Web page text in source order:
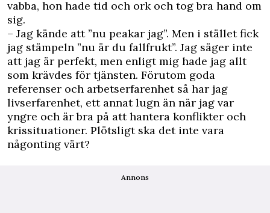
vabba, hon hade tid och ork och tog bra hand om
sig.
– Jag kände att ”nu peakar jag”. Men i ­stället fick
jag stämpeln ”nu är du fallfrukt”. Jag säger inte
att jag är perfekt, men enligt mig hade jag allt
som krävdes för tjänsten. Förutom goda
referenser och arbetserfarenhet så har jag
livserfarenhet, ett annat lugn än när jag var
yngre och är bra på att hantera konflikter och
krissituationer. Plötsligt ska det inte vara
någonting värt?
Annons